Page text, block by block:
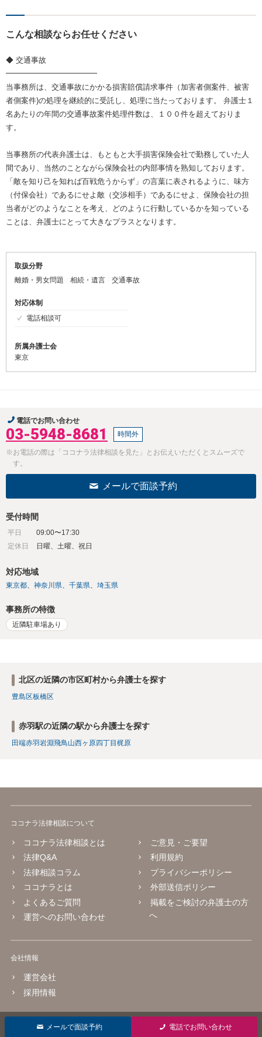
こんな相談ならお任せください
◆ 交通事故
━━━━━━━━━━━━
当事務所は、交通事故にかかる損害賠償請求事件（加害者側案件、被害
者側案件)の処理を継続的に受託し、処理に当たっております。 弁護士１
名あたりの年間の交通事故案件処理件数は、１００件を超えておりま
す。
当事務所の代表弁護士は、もともと大手損害保険会社で勤務していた人
間であり、当然のことながら保険会社の内部事情を熟知しております。
「敵を知り己を知れば百戦危うからず」の言葉に表されるように、味方
（付保会社）であるにせよ敵（交渉相手）であるにせよ、保険会社の担
当者がどのようなことを考え、どのように行動しているかを知っている
ことは、弁護士にとって大きなプラスとなります。
取扱分野
離婚・男女問題
相続・遺言 交通事故
対応体制
電話相談可
所属弁護士会
東京
電話でお問い合わせ
03-5948-8681 時間外
※お電話の際は「ココナラ法律相談を見た」とお伝えいただくとスムーズで
す。
メールで面談予約
受付時間
平日
09:00〜17:30
定休日
日曜、土曜、祝日
対応地域
東京都 神奈川県 千葉県 埼玉県
事務所の特徴
近隣駐車場あり
北区の近隣の市区町村から弁護士を探す
豊島区板橋区
赤羽駅の近隣の駅から弁護士を探す
田端赤羽岩淵飛鳥山西ヶ原四丁目 梶原
メールで面談予約 電話でお問い合わせ
ココナラ法律相談について
ココナラ法律相談とは
法律Q&A
法律相談コラム
ココナラとは
よくあるご質問
運営へのお問い合わせ
ご意見・ご要望
利用規約
プライバシーポリシー
外部送信ポリシー
掲載をご検討の弁護士の方
へ
会社情報
運営会社
採用情報